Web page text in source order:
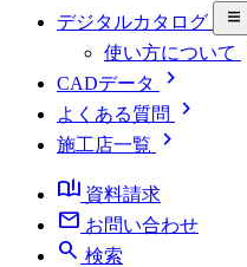
デジタルカタログ
使い方について
CADデータ chevron_right
よくある質問 chevron_right
施工店一覧
chevron_right
book_ribbon 資料請求
mail お問い合わせ
search 検索